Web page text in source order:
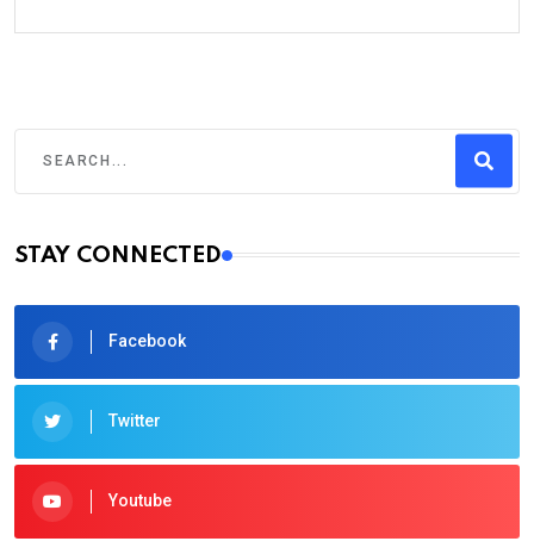
STAY CONNECTED
Facebook
Twitter
Youtube